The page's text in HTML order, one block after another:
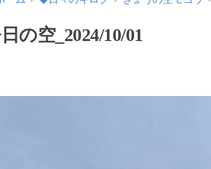
の空_2024/10/01